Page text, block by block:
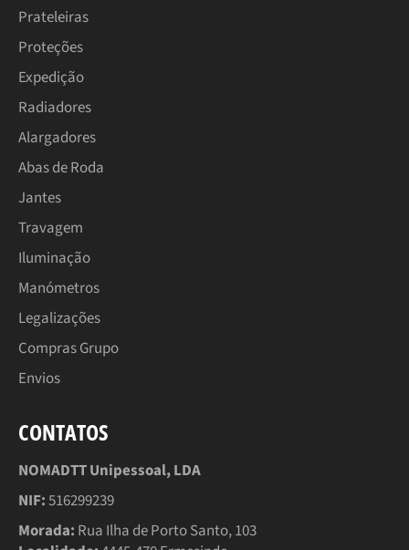
Prateleiras
Proteções
Expedição
Radiadores
Alargadores
Abas de Roda
Jantes
Travagem
Iluminação
Manómetros
Legalizações
Compras Grupo
Envios
CONTATOS
NOMADTT Unipessoal, LDA
NIF:516299239
Morada: Rua Ilha de Porto Santo, 103